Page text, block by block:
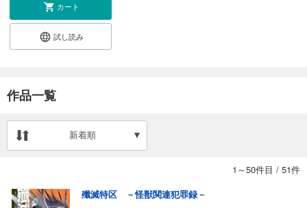
カート
試し読み
作品一覧
新着順
1～50件目 / 51件
殲滅特区 －怪獣関連犯罪録－